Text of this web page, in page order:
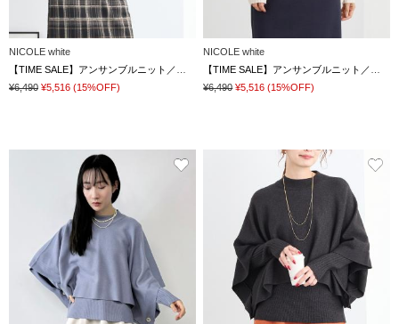
NICOLE white
【TIME SALE】アンサンブルニット／スヌードポンチョ×クルーネックプルオーバー
¥6,490 ¥5,516 (15%OFF)
NICOLE white
【TIME SALE】アンサンブルニット／スヌードポンチョ×クルーネックプルオーバー
¥6,490 ¥5,516 (15%OFF)